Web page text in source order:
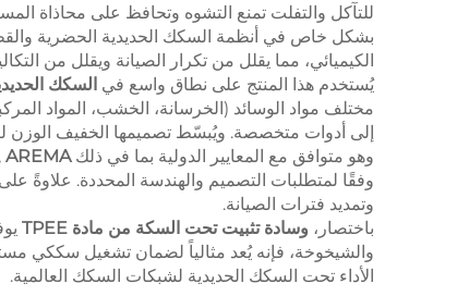
للتآكل والتفلت تمنع التشوه وتحافظ على محاذاة
بشكل خاص في أنظمة السكك الحديدية الحضرية
الكيميائي، مما يقلل من تكرار الصيانة ويقلل من
يُستخدم هذا المنتج على نطاق واسع في السكك
إلى أدوات متخصصة. ويُبسّط تصميمها الخفيف الوزن
وهو متوافق مع المعايير الدولية بما في ذلك
, AREMA
وفقًا لمتطلبات التصميم والهندسة المحددة. علاوةً
وتمديد فترات الصيانة.
باختصار، وسادة تثبيت تحت السكة من مادة TPEE
والشيخوخة، فإنه يُعد مثالياً لضمان تشغيل سككي
الأداء تحت السكك الحديدية لشبكات السكك العالمية.